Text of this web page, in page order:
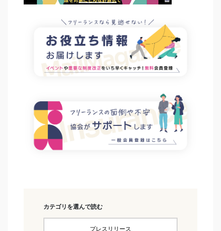
カテゴリを選んで読む
プレスリリース